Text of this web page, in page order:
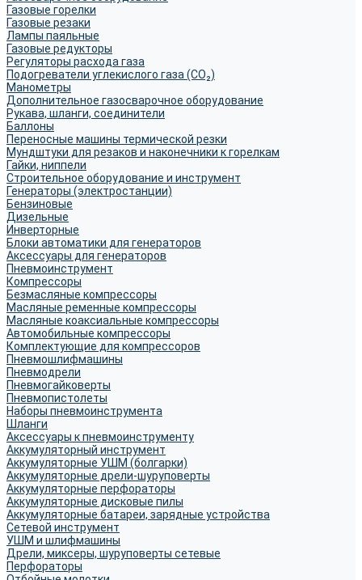
Газовые горелки
Газовые резаки
Лампы паяльные
Газовые редукторы
Регуляторы расхода газа
Подогреватели углекислого газа (CO₂)
Манометры
Дополнительное газосварочное оборудование
Рукава, шланги, соединители
Баллоны
Переносные машины термической резки
Мундштуки для резаков и наконечники к горелкам
Гайки, ниппели
Строительное оборудование и инструмент
Генераторы (электростанции)
Бензиновые
Дизельные
Инверторные
Блоки автоматики для генераторов
Аксессуары для генераторов
Пневмоинструмент
Компрессоры
Безмасляные компрессоры
Масляные ременные компрессоры
Масляные коаксиальные компрессоры
Автомобильные компрессоры
Комплектующие для компрессоров
Пневмошлифмашины
Пневмодрели
Пневмогайковерты
Пневмопистолеты
Наборы пневмоинструмента
Шланги
Аксессуары к пневмоинструменту
Аккумуляторный инструмент
Аккумуляторные УШМ (болгарки)
Аккумуляторные дрели-шуруповерты
Аккумуляторные перфораторы
Аккумуляторные дисковые пилы
Аккумуляторные батареи, зарядные устройства
Сетевой инструмент
УШМ и шлифмашины
Дрели, миксеры, шуруповерты сетевые
Перфораторы